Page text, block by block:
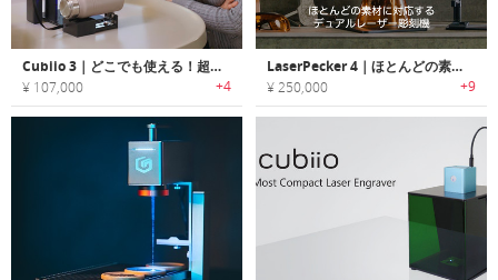
Cubiio 3｜どこでも使える！超軽量200gのポータブルレーザー彫刻機
¥ 107,000 +4
LaserPecker 4｜ほとんどの素材に対応するデュアルレーザー彫刻機「レーザーペッカー4」
¥ 250,000 +9